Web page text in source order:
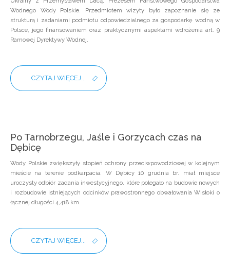
Wodnego Wody Polskie. Przedmiotem wizyty było zapoznanie się ze
strukturą i zadaniami podmiotu odpowiedzialnego za gospodarkę wodną w
Polsce, jego finansowaniem oraz praktycznymi aspektami wdrożenia art. 9
Ramowej Dyrektywy Wodnej.
CZYTAJ WIĘCEJ...
Po Tarnobrzegu, Jaśle i Gorzycach czas na
Dębicę
Wody Polskie zwiększyły stopień ochrony przeciwpowodziowej w kolejnym
mieście na terenie podkarpacia. W Dębicy 10 grudnia br. miał miejsce
uroczysty odbiór zadania inwestycyjnego, które polegało na budowie nowych
i rozbudowie istniejących odcinków prawostronnego obwałowania Wisłoki o
łącznej długości 4,418 km.
CZYTAJ WIĘCEJ...